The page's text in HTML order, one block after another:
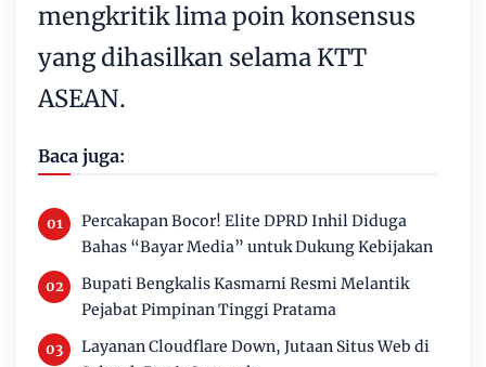
mengkritik lima poin konsensus
yang dihasilkan selama KTT
ASEAN.
Baca juga:
Percakapan Bocor! Elite DPRD Inhil Diduga
Bahas “Bayar Media” untuk Dukung Kebijakan
Bupati Bengkalis Kasmarni Resmi Melantik
Pejabat Pimpinan Tinggi Pratama
Layanan Cloudflare Down, Jutaan Situs Web di